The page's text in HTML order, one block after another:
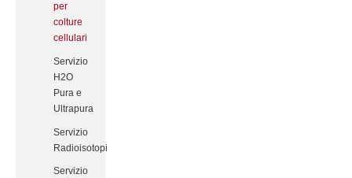
per
colture
cellulari
Servizio
H2O
Pura e
Ultrapura
Servizio
Radioisotopi
Servizio